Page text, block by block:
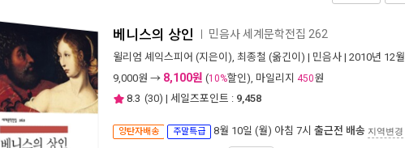
베니스의 상인 민음사 세계문학전집 262
윌리엄 셰익스피어 (지은이), 최종철 (옮긴이) | 민음사 | 2010년 12월
9,000원 → 8,100원 (10%할인), 마일리지 450원
8.3 (30) | 세일즈포인트 : 9,458
양탄자배송 주말특급 8월 10일 (월) 아침 7시 출근전 배송 지역변경